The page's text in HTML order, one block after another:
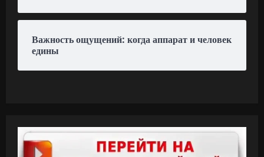
Важность ощущений: когда аппарат и человек
едины